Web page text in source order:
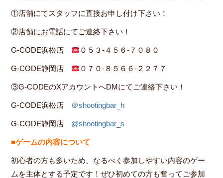
①店舗にてスタッフに直接お申し付け下さい！
②店舗にお電話にてご連絡下さい！
G-CODE浜松店 ０５３-４５６-７０８０
G-CODE静岡店 ０７０-８５６６-２２７７
③G-CODEのXアカウントへDMにてご連絡下さい！
G-CODE浜松店 ＠shootingbar_h
G-CODE静岡店 @shootingbar_s
■ゲームの内容について
初心者の方も多いため、なるべく参加しやすい内容のゲー
ムを主体とする予定です！ぜひ初めての方も奮ってご参加